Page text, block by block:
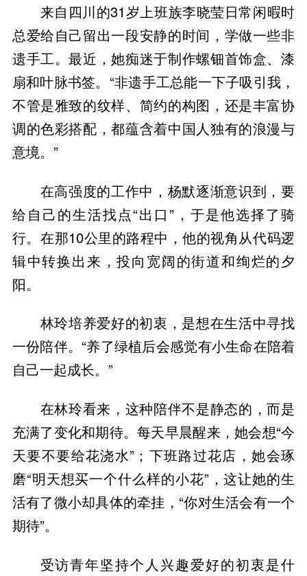
来自四川的31岁上班族李晓莹日常闲暇时
总爱给自己留出一段安静的时间，学做一些非
遗手工。最近，她痴迷于制作螺钿首饰盒、漆
扇和叶脉书签。“非遗手工总能一下子吸引我，
不管是雅致的纹样、简约的构图，还是丰富协
调的色彩搭配，都蕴含着中国人独有的浪漫与
意境。”
在高强度的工作中，杨默逐渐意识到，要
给自己的生活找点“出口”，于是他选择了骑
行。在那10公里的路程中，他的视角从代码逻
辑中转换出来，投向宽阔的街道和绚烂的夕
阳。
林玲培养爱好的初衷，是想在生活中寻找
一份陪伴。“养了绿植后会感觉有小生命在陪着
自己一起成长。”
在林玲看来，这种陪伴不是静态的，而是
充满了变化和期待。每天早晨醒来，她会想“今
天要不要给花浇水”；下班路过花店，她会琢
磨“明天想买一个什么样的小花”，这让她的生
活有了微小却具体的牵挂，“你对生活会有一个
期待”。
受访青年坚持个人兴趣爱好的初衷是什